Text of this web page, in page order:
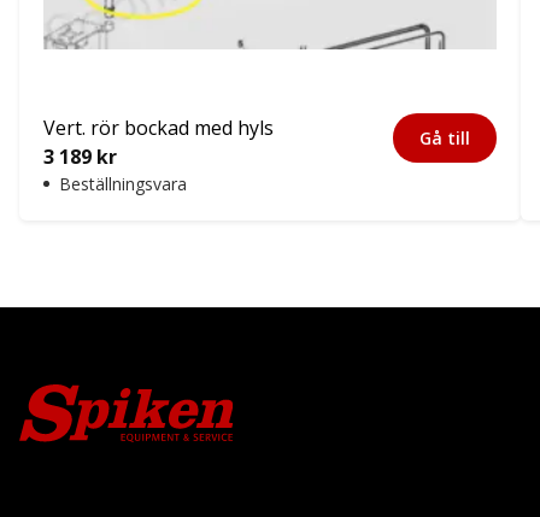
Vert. rör bockad med hyls
3 189 kr
Beställningsvara
Gå till